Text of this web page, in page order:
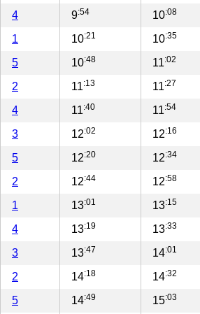
4 9:54 10:08
1 10:21 10:35
5 10:48 11:02
2 11:13 11:27
4 11:40 11:54
3 12:02 12:16
5 12:20 12:34
2 12:44 12:58
1 13:01 13:15
4 13:19 13:33
3 13:47 14:01
2 14:18 14:32
5 14:49 15:03